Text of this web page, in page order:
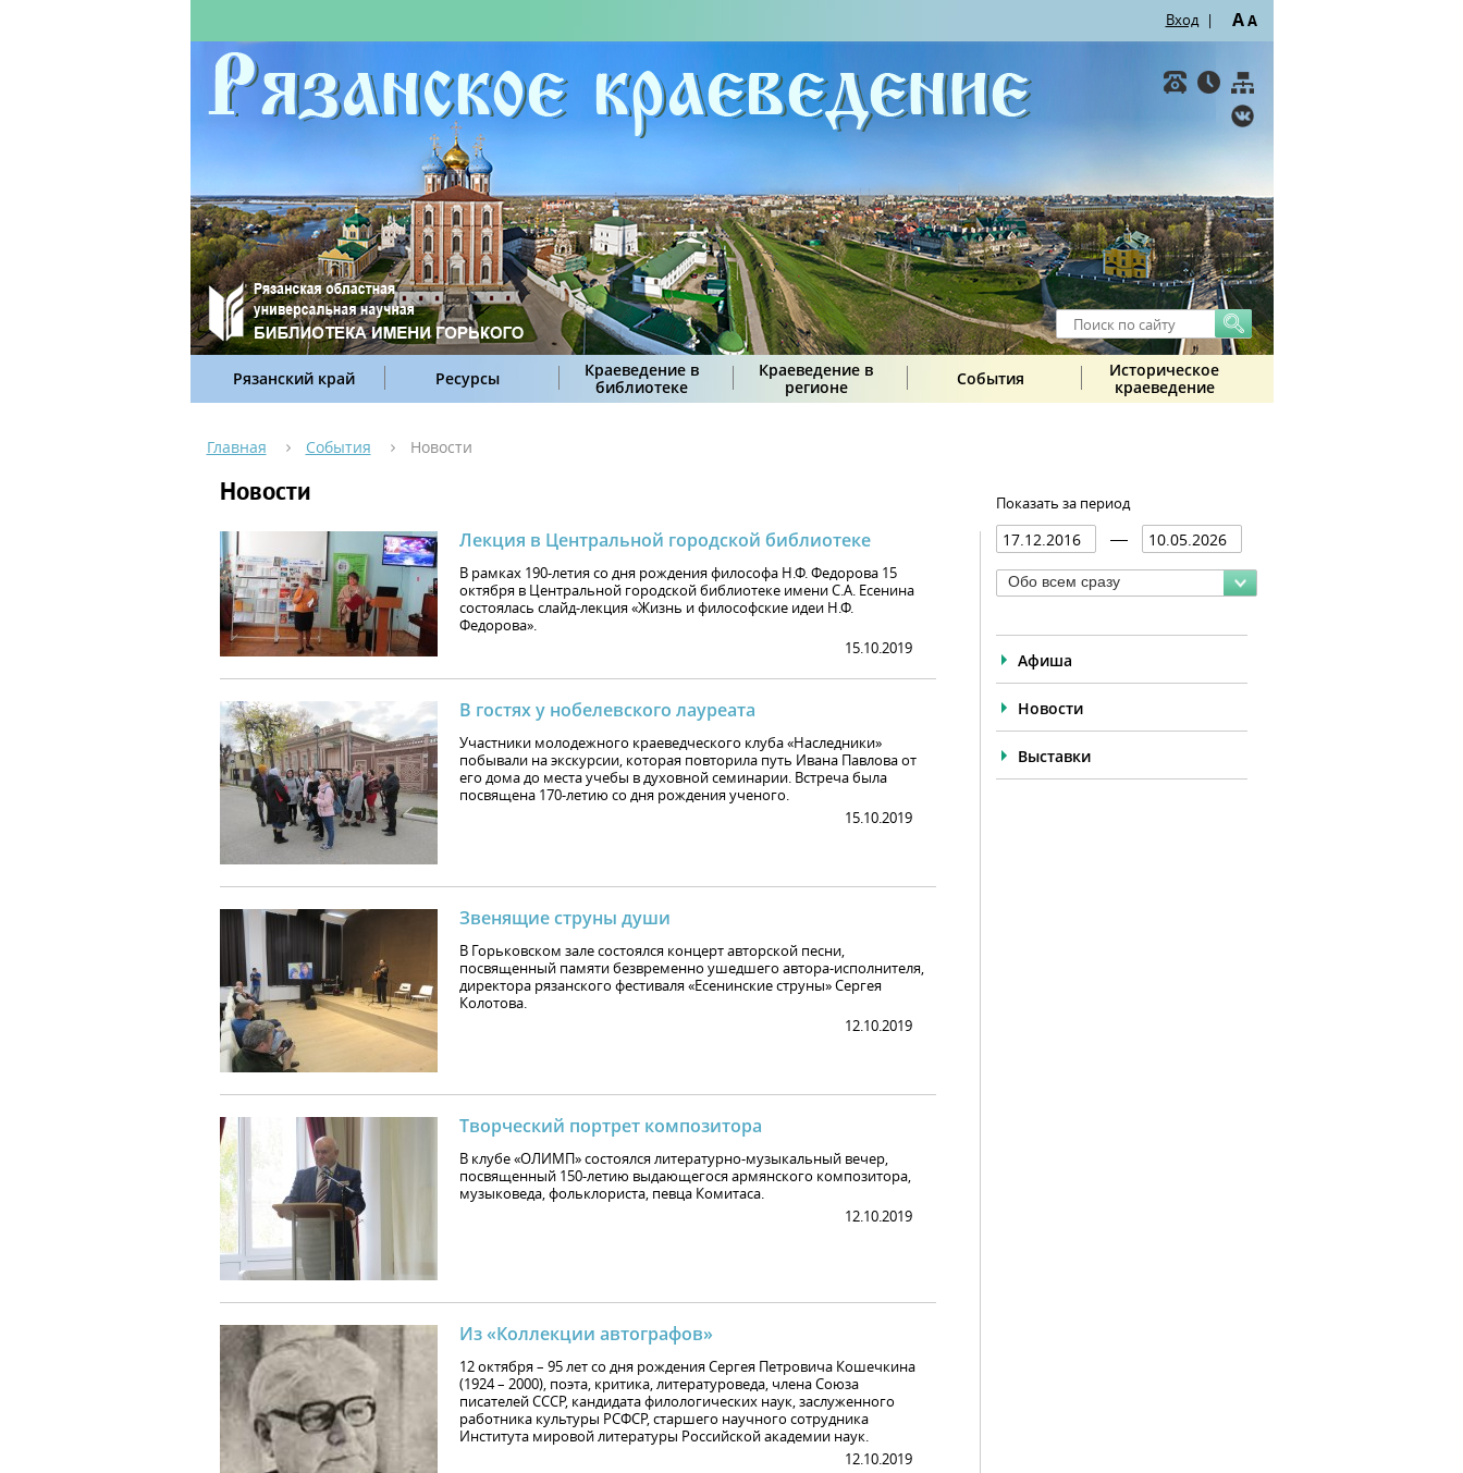
Вход | AA
Рязанский край Ресурсы
Краеведение в
библиотеке
Краеведение в
регионе
События
Историческое
краеведение
Главная События Новости
Новости
Лекция в Центральной городской библиотеке
В рамках 190-летия со дня рождения философа Н.Ф. Федорова 15
октября в Центральной городской библиотеке имени С.А. Есенина
состоялась слайд-лекция «Жизнь и философские идеи Н.Ф.
Федорова».
15.10.2019
В гостях у нобелевского лауреата
Участники молодежного краеведческого клуба «Наследники»
побывали на экскурсии, которая повторила путь Ивана Павлова от
его дома до места учебы в духовной семинарии. Встреча была
посвящена 170-летию со дня рождения ученого.
15.10.2019
Звенящие струны души
В Горьковском зале состоялся концерт авторской песни,
посвященный памяти безвременно ушедшего автора-исполнителя,
директора рязанского фестиваля «Есенинские струны» Сергея
Колотова.
12.10.2019
Творческий портрет композитора
В клубе «ОЛИМП» состоялся литературно-музыкальный вечер,
посвященный 150-летию выдающегося армянского композитора,
музыковеда, фольклориста, певца Комитаса.
12.10.2019
Из «Коллекции автографов»
12 октября – 95 лет со дня рождения Сергея Петровича Кошечкина
(1924 – 2000), поэта, критика, литературоведа, члена Союза
писателей СССР, кандидата филологических наук, заслуженного
работника культуры РСФСР, старшего научного сотрудника
Института мировой литературы Российской академии наук.
12.10.2019
Показать за период
Обо всем сразу
Афиша
Новости
Выставки